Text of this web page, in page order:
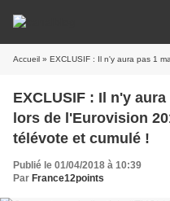
Accueil » EXCLUSIF : Il n'y aura pas 1 mais 3
EXCLUSIF : Il n'y
lors de l'Eurovision
télévote et cumulé !
Publié le 01/04/2018 à 10:39
Par France12points